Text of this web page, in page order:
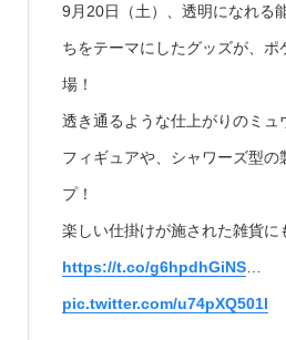
9月20日（土）、透明になれる
ちをテーマにしたグッズが、ポ
場！
透き通るような仕上がりのミュ
フィギュアや、シャワーズ型の
プ！
楽しい仕掛けが施された雑貨に
https://t.co/g6hpdhGiNS…
pic.twitter.com/u74pXQ501l